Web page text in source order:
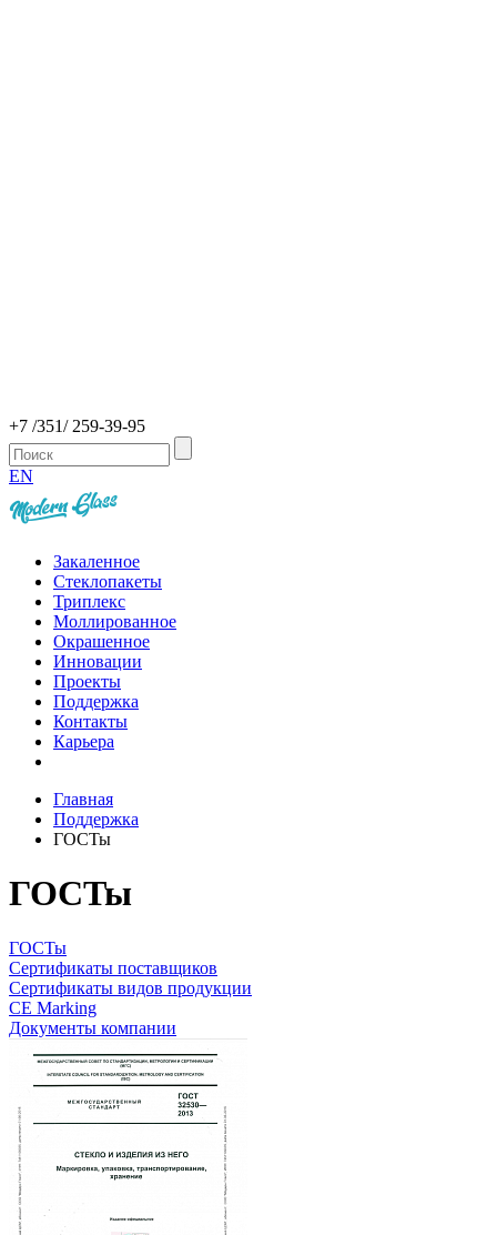
+7 /351/ 259-39-95
EN
Закаленное
Стеклопакеты
Триплекс
Моллированное
Окрашенное
Инновации
Проекты
Поддержка
Контакты
Карьера
Главная
Поддержка
ГОСТы
ГОСТы
ГОСТы
Сертификаты поставщиков
Сертификаты видов продукции
CE Marking
Документы компании